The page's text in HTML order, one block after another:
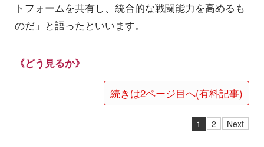
トフォームを共有し、統合的な戦闘能力を高めるも
のだ」と語ったといいます。
《どう見るか》
続きは2ページ目へ(有料記事)
1 2 Next